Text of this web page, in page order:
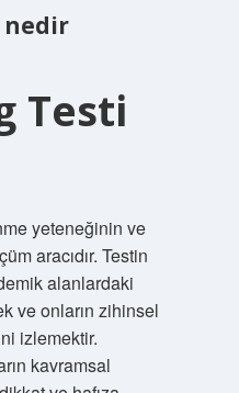
nedir
Testi
yeteneğinin ve
aracıdır. Testin
alanlardaki
ve onların zihinsel
izlemektir.
kavramsal